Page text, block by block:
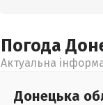
Погода
Актуальна
Донецька